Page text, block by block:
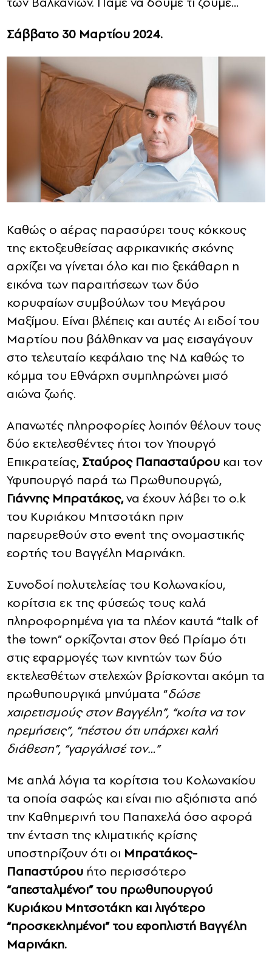
Σάββατο 30 Μαρτίου 2024.
Καθώς ο αέρας παρασύρει τους κόκκους
της εκτοξευθείσας αφρικανικής σκόνης
αρχίζει να γίνεται όλο και πιο ξεκάθαρη η
εικόνα των παραιτήσεων των δύο
κορυφαίων συμβούλων του Μεγάρου
Μαξίμου. Είναι βλέπεις και αυτές Αι ειδοί του
Μαρτίου που βάλθηκαν να μας εισαγάγουν
στο τελευταίο κεφάλαιο της ΝΔ καθώς το
κόμμα του Εθνάρχη συμπληρώνει μισό
αιώνα ζωής.
Απανωτές πληροφορίες λοιπόν θέλουν τους
δύο εκτελεσθέντες ήτοι τον Υπουργό
Επικρατείας, Σταύρος Παπασταύρου και τον
Υφυπουργό παρά τω Πρωθυπουργώ,
Γιάννης Μπρατάκος,να έχουν λάβει το o.k
του Κυριάκου Μητσοτάκη πριν
παρευρεθούν στο event της ονομαστικής
εορτής του Βαγγέλη Μαρινάκη.
Συνοδοί πολυτελείας του Κολωνακίου,
κορίτσια εκ της φύσεώς τους καλά
πληροφορημένα για τα πλέον καυτά “talk of
the town” ορκίζονται στον θεό Πρίαμο ότι
στις εφαρμογές των κινητών των δύο
εκτελεσθέτων στελεχών βρίσκονται ακόμη τα
πρωθυπουργικά μηνύματα “δώσε
χαιρετισμούς στον Βαγγέλη”, “κοίτα να τον
ηρεμήσεις”, “πέστου ότι υπάρχει καλή
διάθεση”, “γαργάλισέ τον…”
Με απλά λόγια τα κορίτσια του Κολωνακίου
τα οποία σαφώς και είναι πιο αξιόπιστα από
την Καθημερινή του Παπαχελά όσο αφορά
την ένταση της κλιματικής κρίσης
υποστηρίζουν ότι οι Μπρατάκος-
Παπαστύρου ήτο περισσότερο
“απεσταλμένοι” του πρωθυπουργού
Κυριάκου Μητσοτάκη και λιγότερο
“προσκεκλημένοι” του εφοπλιστή Βαγγέλη
Μαρινάκη.